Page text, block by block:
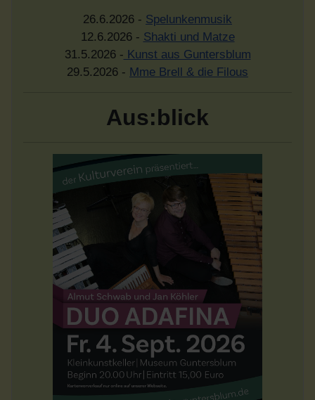
26.6.2026 - Spelunkenmusik
12.6.2026 - Shakti und Matze
31.5.2026 - Kunst aus Guntersblum
29.5.2026 - Mme Brell & die Filous
Aus:blick